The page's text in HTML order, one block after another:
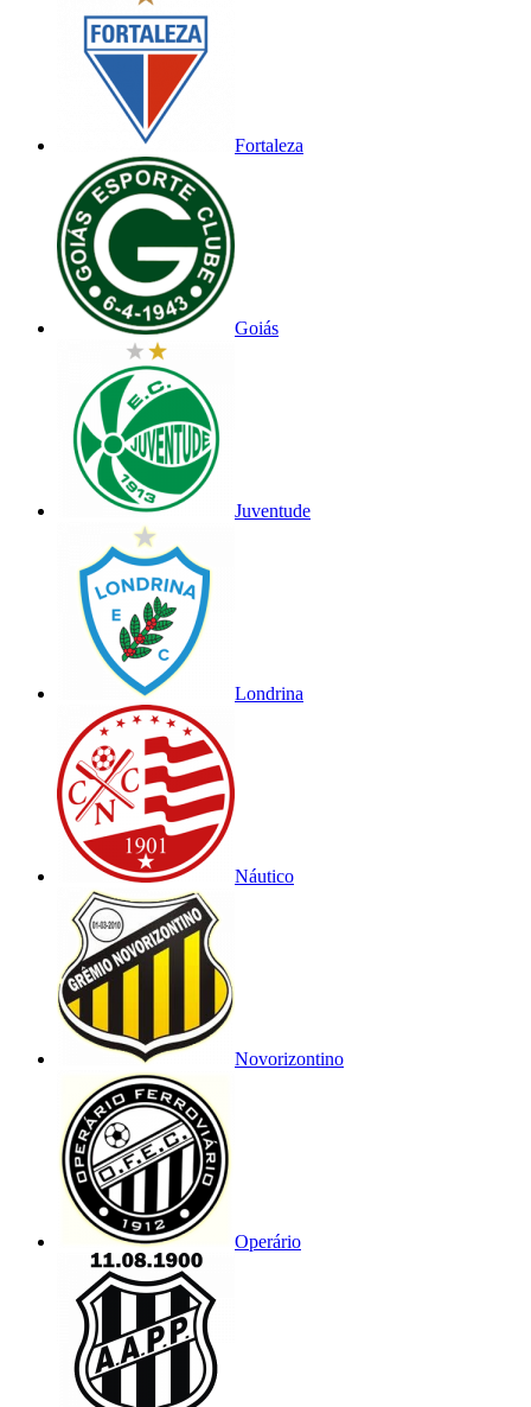
Fortaleza
Goiás
Juventude
Londrina
Náutico
Novorizontino
Operário